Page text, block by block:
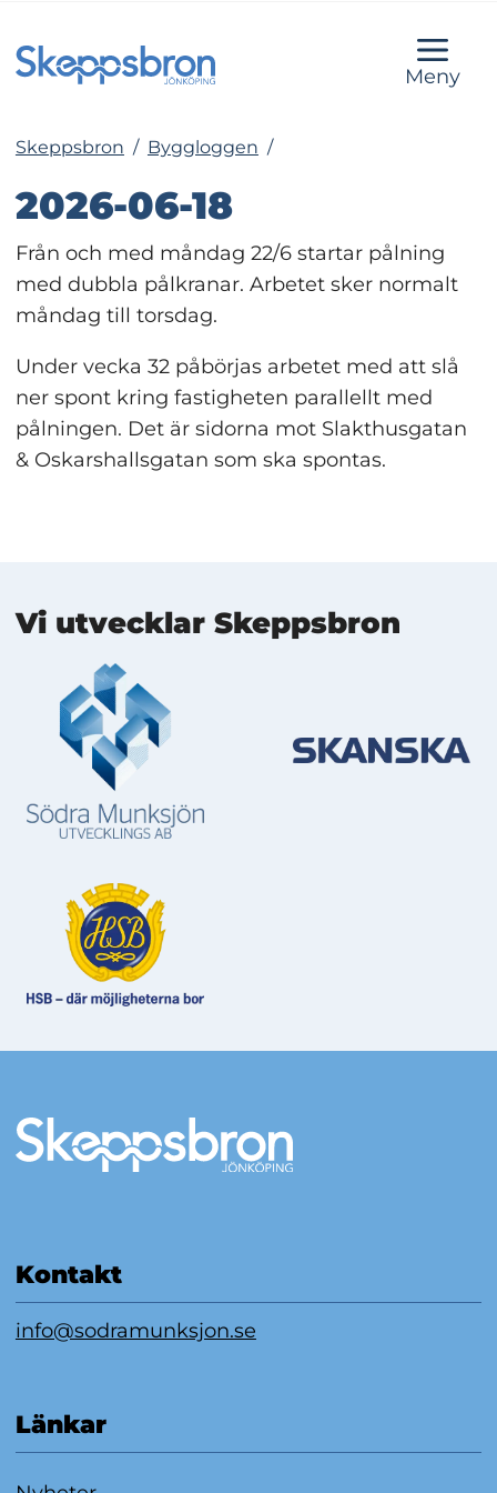
Meny
Skeppsbron / Byggloggen /
2026-06-18
Från och med måndag 22/6 startar pålning
med dubbla pålkranar. Arbetet sker normalt
måndag till torsdag.
Under vecka 32 påbörjas arbetet med att slå
ner spont kring fastigheten parallellt med
pålningen. Det är sidorna mot Slakthusgatan
& Oskarshallsgatan som ska spontas.
Vi utvecklar Skeppsbron
Kontakt
info@sodramunksjon.se
Länkar